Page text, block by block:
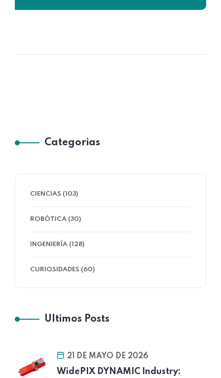
Categorias
CIENCIAS (103)
ROBÓTICA (30)
INGENIERÍA (128)
CURIOSIDADES (60)
Ultimos Posts
21 DE MAYO DE 2026
WidePIX DYNAMIC Industry: